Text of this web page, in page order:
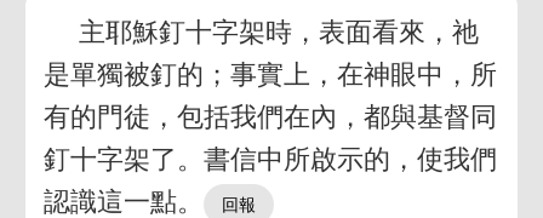
主耶穌釘十字架時，表面看來，祂
是單獨被釘的；事實上，在神眼中，所
有的門徒，包括我們在內，都與基督同
釘十字架了。書信中所啟示的，使我們
認識這一點。